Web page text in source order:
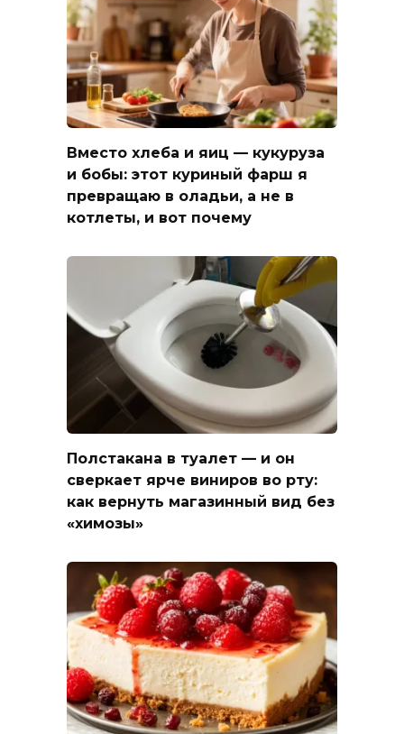
Вместо хлеба и яиц — кукуруза
и бобы: этот куриный фарш я
превращаю в оладьи, а не в
котлеты, и вот почему
Полстакана в туалет — и он
сверкает ярче виниров во рту:
как вернуть магазинный вид без
«химозы»